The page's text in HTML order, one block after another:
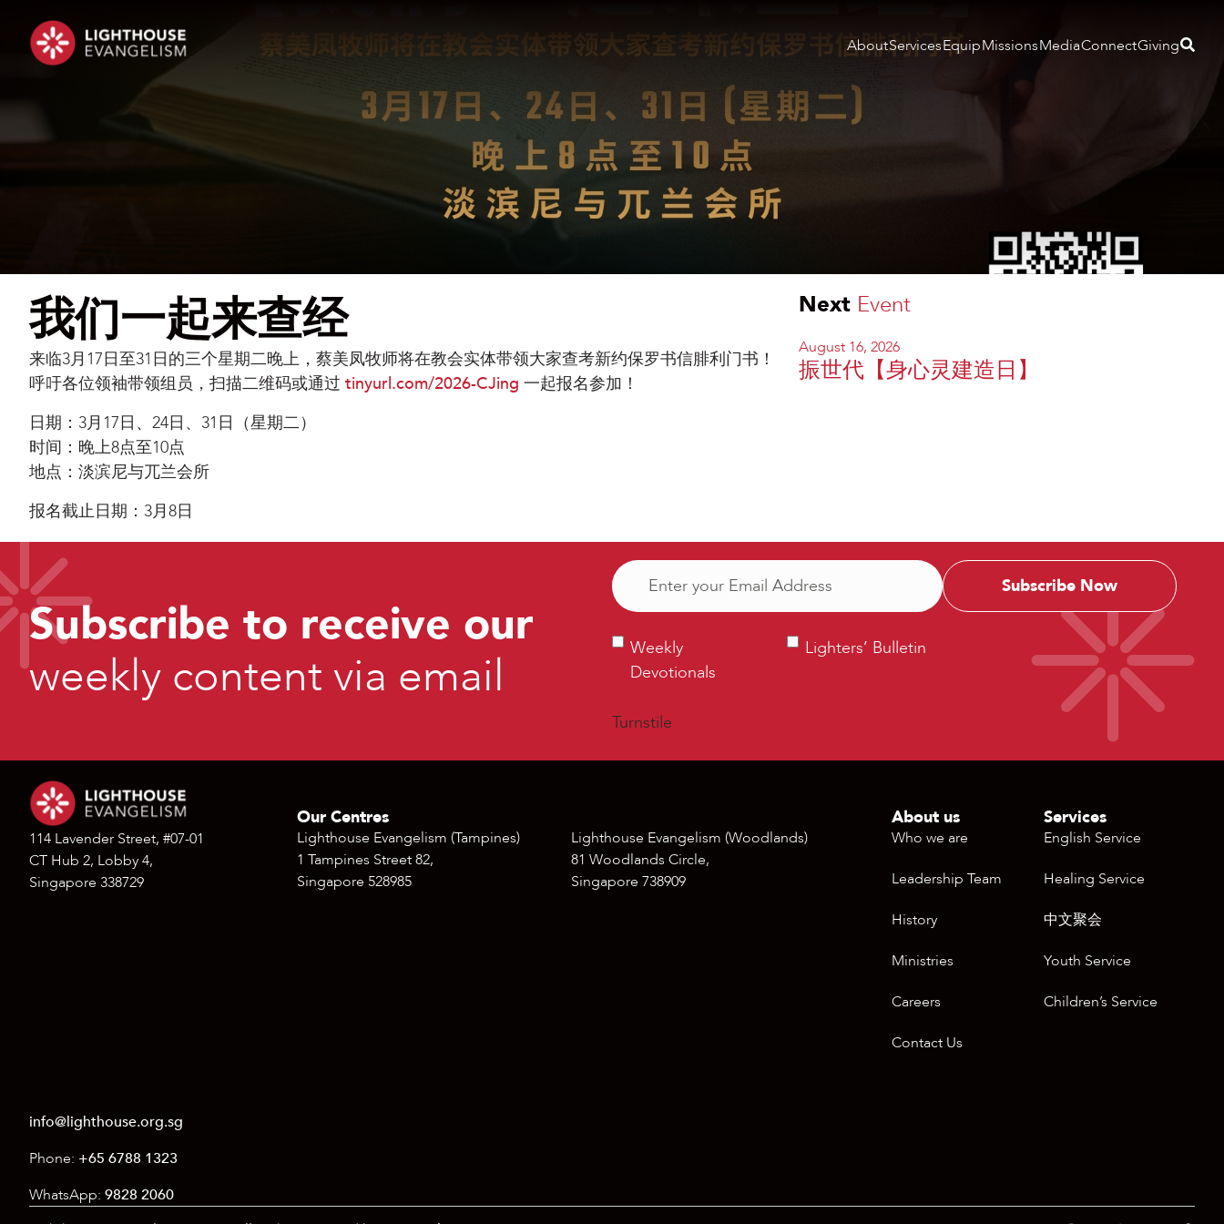
AboutServicesEquipMissionsMediaConnectGiving
我们一起来查经
来临3月17日至31日的三个星期二晚上，蔡美凤牧师将在教会实体带领大家查考新约保罗书信腓利门书！
呼吁各位领袖带领组员，扫描二维码或通过 tinyurl.com/2026-CJing 一起报名参加！
日期：3月17日、24日、31日（星期二）
时间：晚上8点至10点
地点：淡滨尼与兀兰会所
报名截止日期：3月8日
Next Event
August 16, 2026
振世代【身心灵建造日】
Subscribe to receive our
weekly content via email
Email
Weekly
Devotionals
Weekly
Devotionals
Lighters’
Lighters’ Bulletin
Turnstile
114 Lavender Street, #07-01
CT Hub 2, Lobby 4,
Singapore 338729
info@lighthouse.org.sg
Phone: +65 6788 1323
WhatsApp: 9828 2060
Our Centres
Lighthouse Evangelism (Tampines)
1 Tampines Street 82,
Singapore 528985
Lighthouse Evangelism (Woodlands)
81 Woodlands Circle,
Singapore 738909
About us
Who we are
Leadership Team
History
Ministries
Careers
Contact Us
Services
English Service
Healing Service
中文聚会
Youth Service
Children’s Service